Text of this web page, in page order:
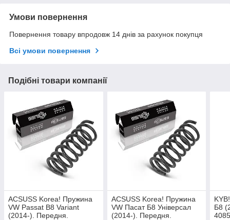
Умови повернення
Повернення товару впродовж 14 днів за рахунок покупця
Всі умови повернення
Подібні товари компанії
ACSUSS Korea! Пружина
VW Passat B8 Variant
(2014-). Передня.
ACSUSS Korea! Пружина
VW Пасат Б8 Універсал
(2014-). Передня.
Б8